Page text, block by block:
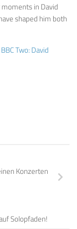
in David
shaped him both
BBC Two: David
Konzerten
Solopfaden!